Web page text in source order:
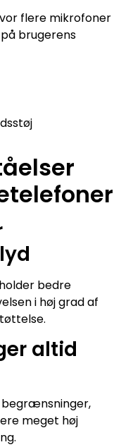
flere mikrofoner
brugerens
bedre
i høj grad af
altid
meget høj